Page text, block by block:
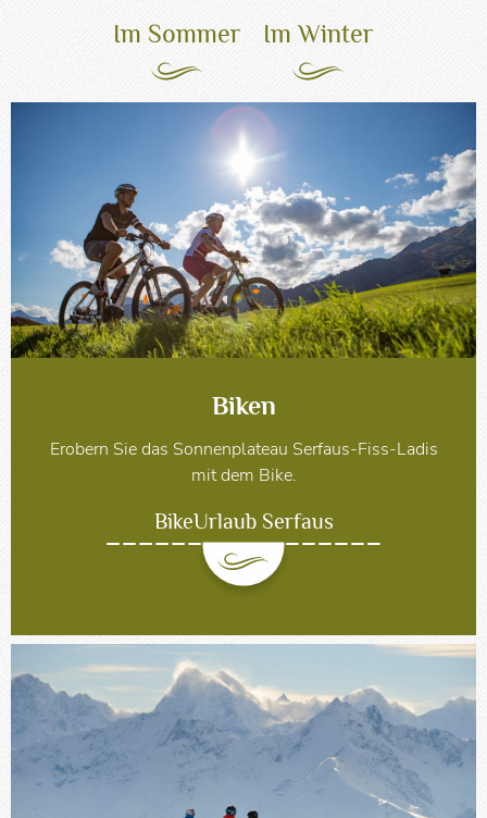
Im Sommer Im Winter
Biken
Erobern Sie das Sonnenplateau Serfaus-Fiss-Ladis
mit dem Bike.
BikeUrlaub Serfaus